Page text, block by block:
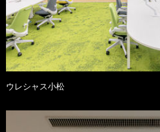
ウレシャス小松